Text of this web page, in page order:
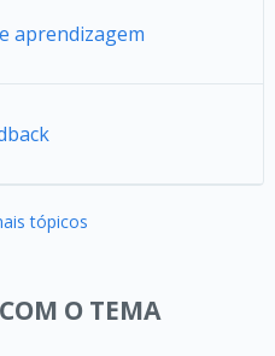
aprendizagem
tópicos
O TEMA